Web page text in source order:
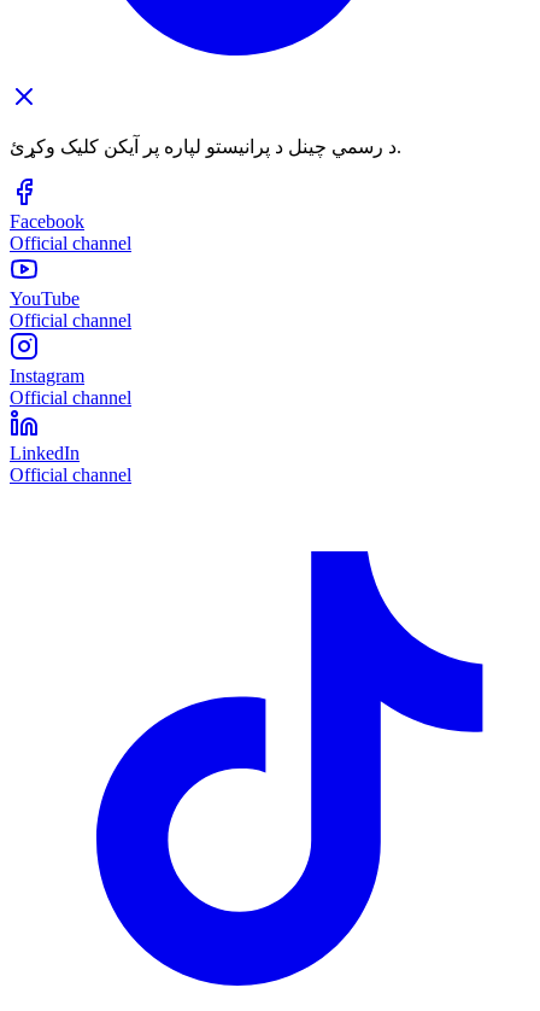
د رسمي چینل د پرانیستو لپاره پر آیکن کلیک وکړئ.
Facebook
Official channel
YouTube
Official channel
Instagram
Official channel
LinkedIn
Official channel